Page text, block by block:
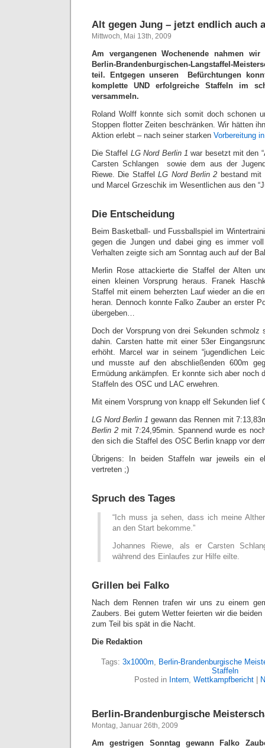
Alt gegen Jung – jetzt endlich auch
Mittwoch, Mai 13th, 2009
Am vergangenen Wochenende nahmen wir
Berlin-Brandenburgischen-Langstaffel-
teil. Entgegen unseren Befürchtungen
komplette UND erfolgreiche Staffeln im
versammeln.
Roland Wolff konnte sich somit doch schonen
Stoppen flotter Zeiten beschränken. Wir hätten
Aktion erlebt – nach seiner starken Vorbereitung
Die Staffel LG Nord Berlin 1 war besetzt mit den
Carsten Schlangen sowie dem aus der
Riewe. Die StaffelLG Nord Berlin 2 bestand mit
und Marcel Grzeschik im Wesentlichen aus den
Die Entscheidung
Beim Basketball- und Fussballspiel im
gegen die Jungen und dabei ging es immer
Verhalten zeigte sich am Sonntag auch auf der
Merlin Rose attackierte die Staffel der Alten
einen kleinen Vorsprung heraus. Franek
Staffel mit einem beherzten Lauf wieder an die
heran. Dennoch konnte Falko Zauber an erster
übergeben…
Doch der Vorsprung von drei Sekunden schmolz
dahin. Carsten hatte mit einer 53er
erhöht. Marcel war in seinem “jugendlichen
und musste auf den abschließenden 600m
Ermüdung ankämpfen. Er konnte sich aber noch
Staffeln des OSC und LAC erwehren.
Mit einem Vorsprung von knapp elf Sekunden lief
LG Nord Berlin 1 gewann das Rennen mit
Berlin 2 mit 7:24,95min. Spannend wurde es
den sich die Staffel des OSC Berlin knapp vor
Übrigens: In beiden Staffeln war jeweils ein
vertreten ;)
Spruch des Tages
“Ich muss ja sehen, dass ich meine
an den Start bekomme.”
Johannes Riewe, als er Carsten
während des Einlaufes zur Hilfe eilte.
Grillen bei Falko
Nach dem Rennen trafen wir uns zu einem
Zaubers. Bei gutem Wetter feierten wir die
zum Teil bis spät in die Nacht.
Die Redaktion
Tags: 3x1000m, Berlin-Brandenburgische
Staffeln
Posted in Intern, Wettkampfbericht|
Berlin-Brandenburgische
Montag, Januar 26th, 2009
Am gestrigen Sonntag gewann Falko